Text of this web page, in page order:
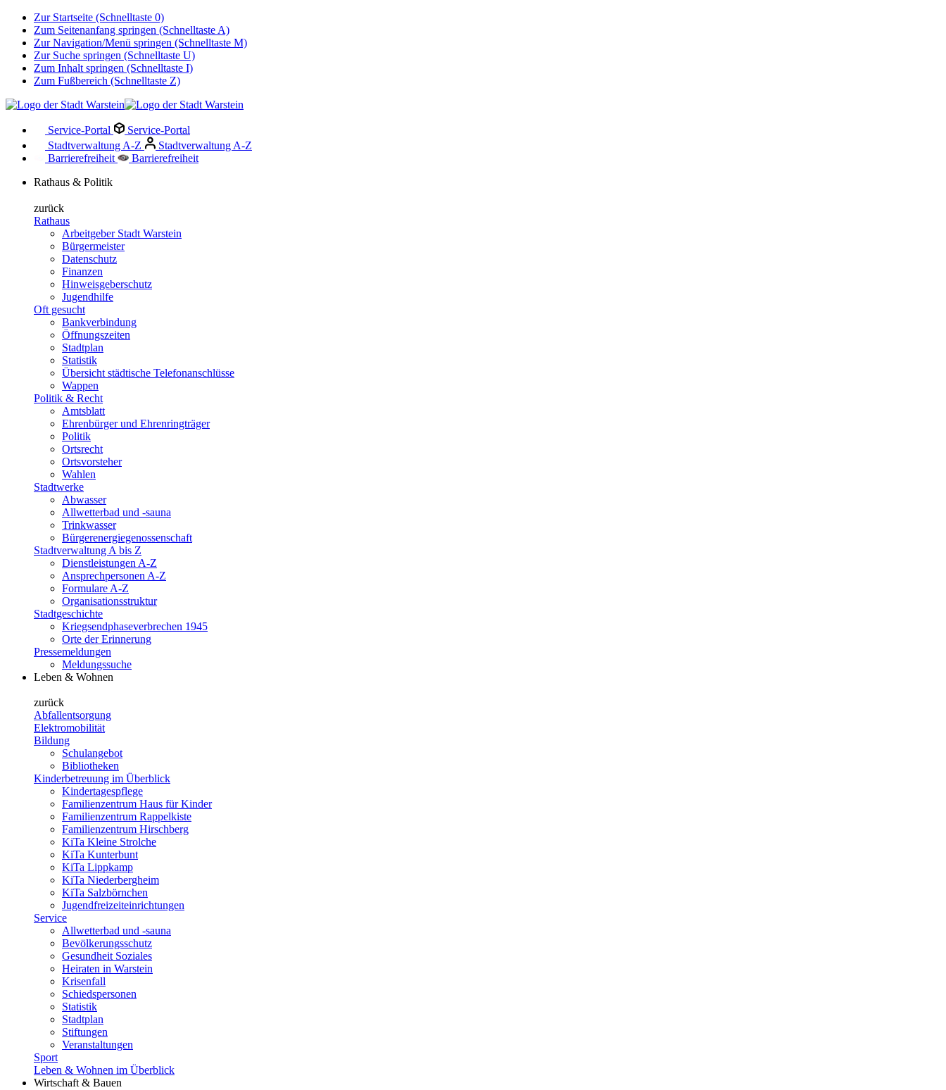
Zur Startseite (Schnelltaste 0)
Zum Seitenanfang springen (Schnelltaste A)
Zur Navigation/Menü springen (Schnelltaste M)
Zur Suche springen (Schnelltaste U)
Zum Inhalt springen (Schnelltaste I)
Zum Fußbereich (Schnelltaste Z)
Service-Portal
Service-Portal
Stadtverwaltung A-Z
Stadtverwaltung A-Z
Barrierefreiheit
Barrierefreiheit
Rathaus & Politik
zurück
Rathaus
Arbeitgeber Stadt Warstein
Bürgermeister
Datenschutz
Finanzen
Hinweisgeberschutz
Jugendhilfe
Oft gesucht
Bankverbindung
Öffnungszeiten
Stadtplan
Statistik
Übersicht städtische Telefonanschlüsse
Wappen
Politik & Recht
Amtsblatt
Ehrenbürger und Ehrenringträger
Politik
Ortsrecht
Ortsvorsteher
Wahlen
Stadtwerke
Abwasser
Allwetterbad und -sauna
Trinkwasser
Bürgerenergiegenossenschaft
Stadtverwaltung A bis Z
Dienstleistungen A-Z
Ansprechpersonen A-Z
Formulare A-Z
Organisationsstruktur
Stadtgeschichte
Kriegsendphaseverbrechen 1945
Orte der Erinnerung
Pressemeldungen
Meldungssuche
Leben & Wohnen
zurück
Abfallentsorgung
Elektromobilität
Bildung
Schulangebot
Bibliotheken
Kinderbetreuung im Überblick
Kindertagespflege
Familienzentrum Haus für Kinder
Familienzentrum Rappelkiste
Familienzentrum Hirschberg
KiTa Kleine Strolche
KiTa Kunterbunt
KiTa Lippkamp
KiTa Niederbergheim
KiTa Salzbörnchen
Jugendfreizeiteinrichtungen
Service
Allwetterbad und -sauna
Bevölkerungsschutz
Gesundheit Soziales
Heiraten in Warstein
Krisenfall
Schiedspersonen
Statistik
Stadtplan
Stiftungen
Veranstaltungen
Sport
Leben & Wohnen im Überblick
Wirtschaft & Bauen